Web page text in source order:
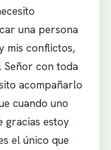
una persona
mis conflictos,
con toda
acompañarlo
cuando uno
gracias estoy
el único que